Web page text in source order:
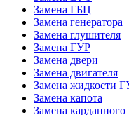
Замена ГБЦ
Замена генератора
Замена глушителя
Замена ГУР
Замена двери
Замена двигателя
Замена жидкости
Замена капота
Замена карданного